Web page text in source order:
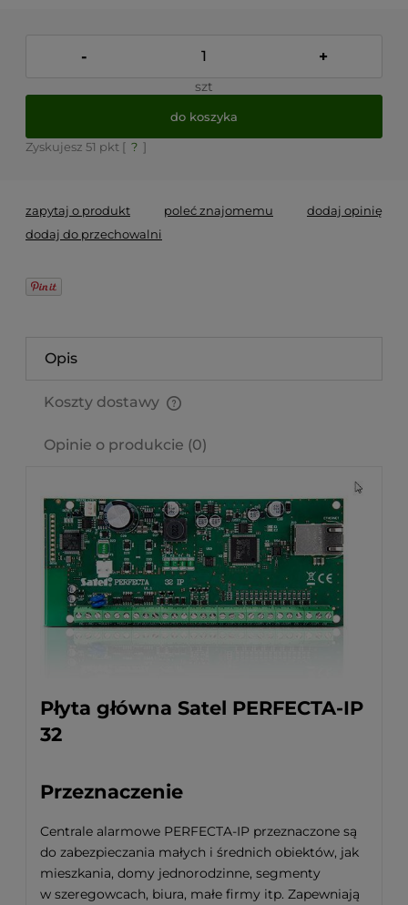
- +
szt
do koszyka
Zyskujesz 51 pkt [ ? ]
zapytaj o produkt poleć znajomemu
dodaj opinię
dodaj do przechowalni
Opis
Koszty dostawy
Opinie o produkcie (0)
Płyta główna Satel PERFECTA-IP
32
Przeznaczenie
Centrale alarmowe PERFECTA-IP przeznaczone są
do zabezpieczania małych i średnich obiektów, jak
mieszkania, domy jednorodzinne, segmenty
w szeregowcach, biura, małe firmy itp. Zapewniają